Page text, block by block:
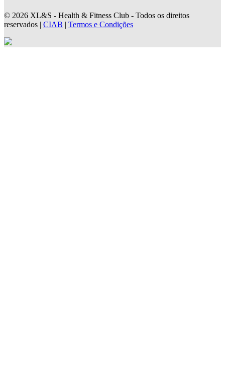
© 2026 XL&S - Health & Fitness Club - Todos os direitos
reservados | CIAB | Termos e Condições